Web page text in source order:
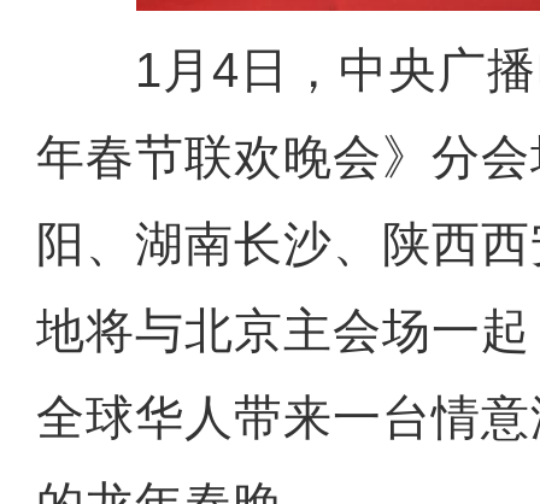
1月4日，中央广播
年春节联欢晚会》分
阳、湖南长沙、陕西
地将与北京主会场一
全球华人带来一台情